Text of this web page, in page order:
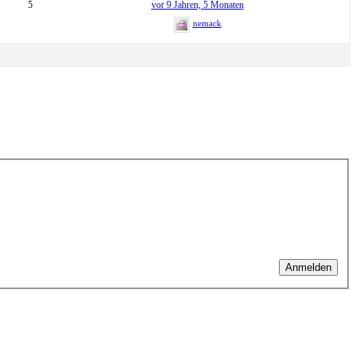
5 vor 9 Jahren, 5 Monaten
nemack
Anmelden